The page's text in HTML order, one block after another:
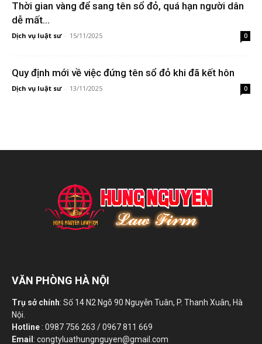
Thời gian vàng để sang tên sổ đỏ, quá hạn người dân
dễ mất...
Dịch vụ luật sư - 15/11/2025 0
Quy định mới về việc đứng tên sổ đỏ khi đã kết hôn
Dịch vụ luật sư - 13/11/2025 0
VĂN PHÒNG HÀ NỘI
Trụ sở chính: Số 14 N2 Ngõ 90 Nguyễn Tuân, P. Thanh Xuân, Hà
Nội.
Hotline : 0987 756 263 / 0967 811 669
Email : congtyluathungnguyen@gmail.com